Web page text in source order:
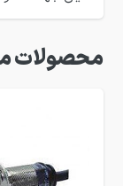
محصولات